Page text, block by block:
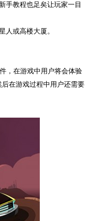
教程也足矣让玩家一目
或高楼大厦。
，在游戏中用户将会体验
在游戏过程中用户还需要